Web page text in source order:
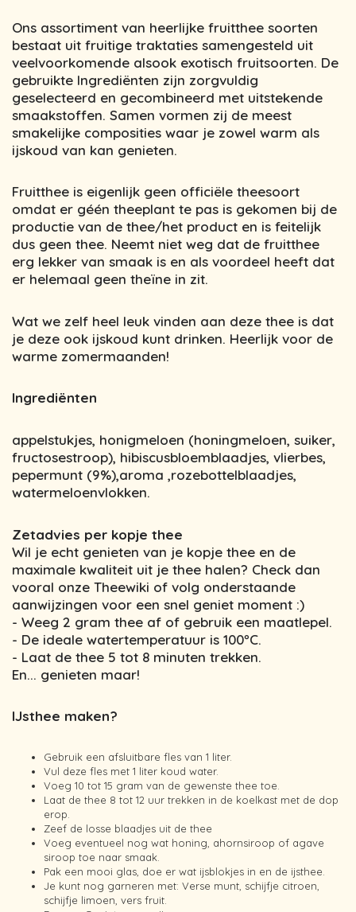
Ons assortiment van heerlijke fruitthee soorten
bestaat uit fruitige traktaties samengesteld uit
veelvoorkomende alsook exotisch fruitsoorten. De
gebruikte Ingrediënten zijn zorgvuldig
geselecteerd en gecombineerd met uitstekende
smaakstoffen. Samen vormen zij de meest
smakelijke composities waar je zowel warm als
ijskoud van kan genieten.
Fruitthee is eigenlijk geen officiële theesoort
omdat er géén theeplant te pas is gekomen bij de
productie van de thee/het product en is feitelijk
dus geen thee. Neemt niet weg dat de fruitthee
erg lekker van smaak is en als voordeel heeft dat
er helemaal geen theïne in zit.
Wat we zelf heel leuk vinden aan deze thee is dat
je deze ook ijskoud kunt drinken. Heerlijk voor de
warme zomermaanden!
Ingrediënten
appelstukjes, honigmeloen (honingmeloen, suiker,
fructosestroop), hibiscusbloemblaadjes, vlierbes,
pepermunt (9%),aroma ,rozebottelblaadjes,
watermeloenvlokken.
Zetadvies per kopje thee
Wil je echt genieten van je kopje thee en de
maximale kwaliteit uit je thee halen? Check dan
vooral onze Theewiki of volg onderstaande
aanwijzingen voor een snel geniet moment :)
- Weeg 2 gram thee af of gebruik een maatlepel.
- De ideale watertemperatuur is 100ºC.
- Laat de thee 5 tot 8 minuten trekken.
En... genieten maar!
IJsthee maken?
Gebruik een afsluitbare fles van 1 liter.
Vul deze fles met 1 liter koud water.
Voeg 10 tot 15 gram van de gewenste thee toe.
Laat de thee 8 tot 12 uur trekken in de koelkast met de dop
erop.
Zeef de losse blaadjes uit de thee
Voeg eventueel nog wat honing, ahornsiroop of agave
siroop toe naar smaak.
Pak een mooi glas, doe er wat ijsblokjes in en de ijsthee.
Je kunt nog garneren met: Verse munt, schijfje citroen,
schijfje limoen, vers fruit.